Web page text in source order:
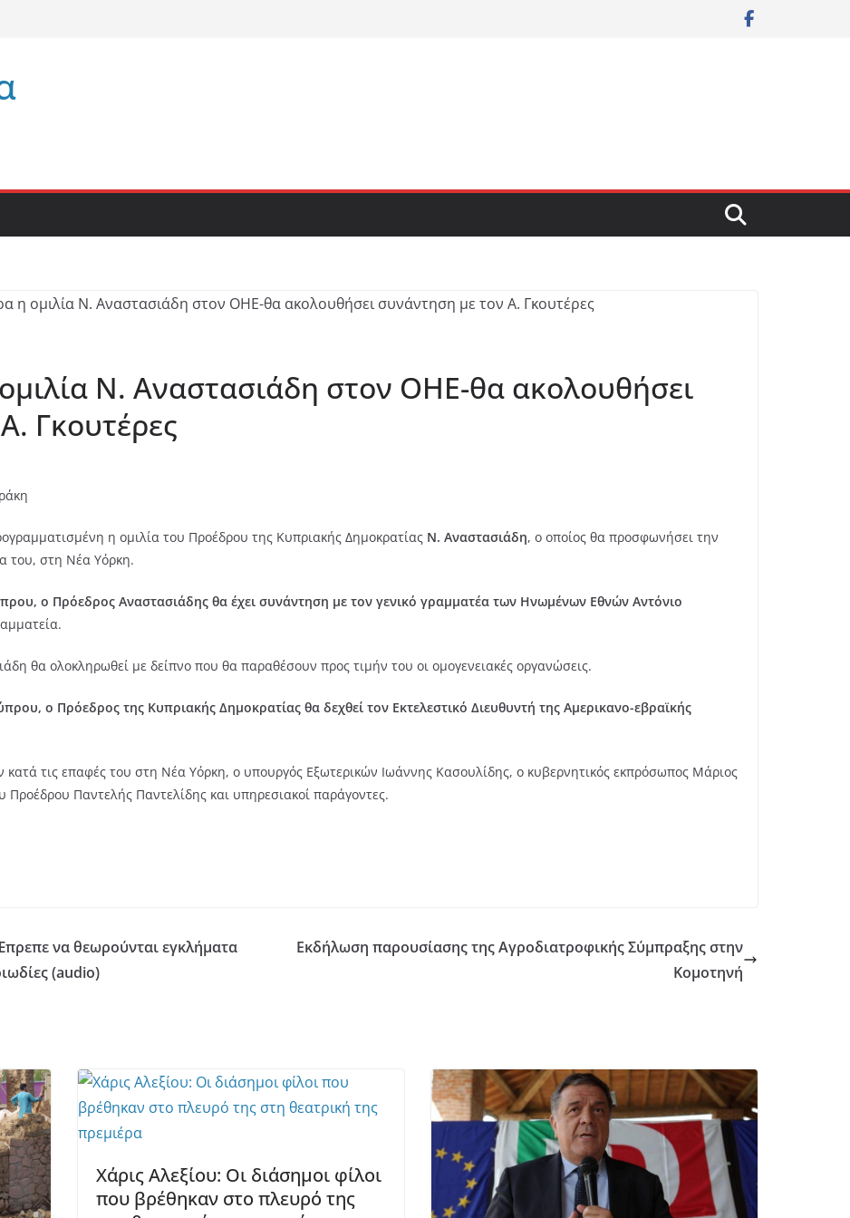
Ν. Αναστασιάδη στον ΟΗΕ-θα ακολουθήσει
Γκουτέρες
η ομιλία του Προέδρου της Κυπριακής Δημοκρατίας Ν. Αναστασιάδη, ο οποίος θα προσφωνήσει την
του, στη Νέα Υόρκη.
ο Πρόεδρος Αναστασιάδης θα έχει συνάντηση με τον γενικό γραμματέα των Ηνωμένων Εθνών Αντόνιο
θα ολοκληρωθεί με δείπνο που θα παραθέσουν προς τιμήν του οι ομογενειακές οργανώσεις.
ο Πρόεδρος της Κυπριακής Δημοκρατίας θα δεχθεί τον Εκτελεστικό Διευθυντή της Αμερικανο-εβραϊκής
τις επαφές του στη Νέα Υόρκη, ο υπουργός Εξωτερικών Ιωάννης Κασουλίδης, ο κυβερνητικός εκπρόσωπος Μάριος
Προέδρου Παντελής Παντελίδης και υπηρεσιακοί παράγοντες.
να θεωρούνται εγκλήματα
(audio)
Εκδήλωση παρουσίασης της Αγροδιατροφικής Σύμπραξης στην
Κομοτηνή
Χάρις Αλεξίου: Οι διάσημοι φίλοι
που βρέθηκαν στο πλευρό της